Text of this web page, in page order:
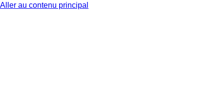
Aller au contenu principal